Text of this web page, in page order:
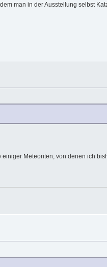
man in der Ausstellung selbst
Meteoriten, von denen ich